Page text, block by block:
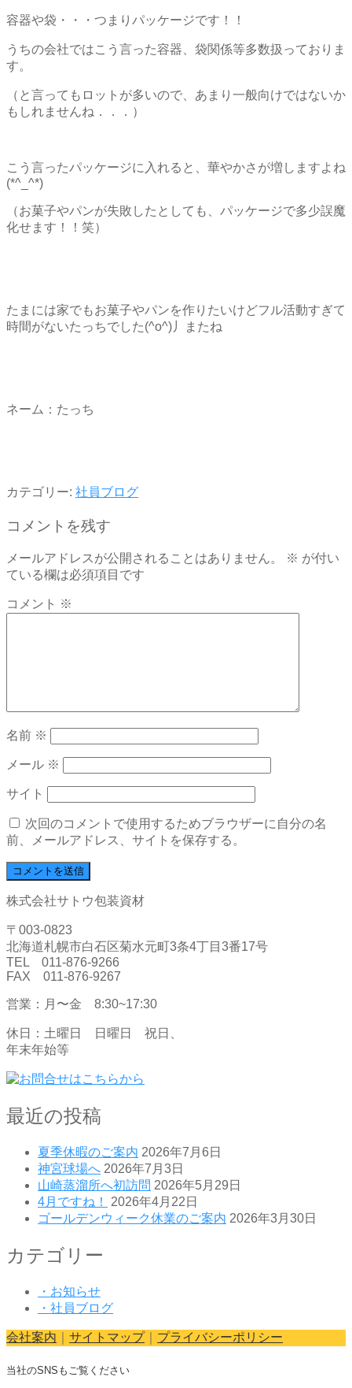
容器や袋・・・つまりパッケージです！！
うちの会社ではこう言った容器、袋関係等多数扱っておりま
す。
（と言ってもロットが多いので、あまり一般向けではないか
もしれませんね．．．）
こう言ったパッケージに入れると、華やかさが増しますよね
(*^_^*)
（お菓子やパンが失敗したとしても、パッケージで多少誤魔
化せます！！笑）
たまには家でもお菓子やパンを作りたいけどフル活動すぎて
時間がないたっちでした(^o^)丿またね
ネーム：たっち
カテゴリー: 社員ブログ
コメントを残す
メールアドレスが公開されることはありません。 ※ が付い
ている欄は必須項目です
コメント ※
名前 ※
メール ※
サイト
次回のコメントで使用するためブラウザーに自分の名
前、メールアドレス、サイトを保存する。
株式会社サトウ包装資材
〒003-0823
北海道札幌市白石区菊水元町3条4丁目3番17号
TEL 011-876-9266
FAX 011-876-9267
営業：月〜金 8:30~17:30
休日：土曜日 日曜日 祝日、
年末年始等
最近の投稿
夏季休暇のご案内 2026年7月6日
神宮球場へ 2026年7月3日
山崎蒸溜所へ初訪問 2026年5月29日
4月ですね！
2026年4月22日
ゴールデンウィーク休業のご案内 2026年3月30日
カテゴリー
・お知らせ
・社員ブログ
会社案内 サイトマップ｜ プライバシーポリシー
当社のSNSもご覧ください